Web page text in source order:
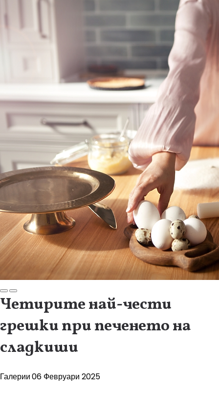
Четирите най-чести
грешки при печенето на
сладкиши
Галерии06 Февруари 2025